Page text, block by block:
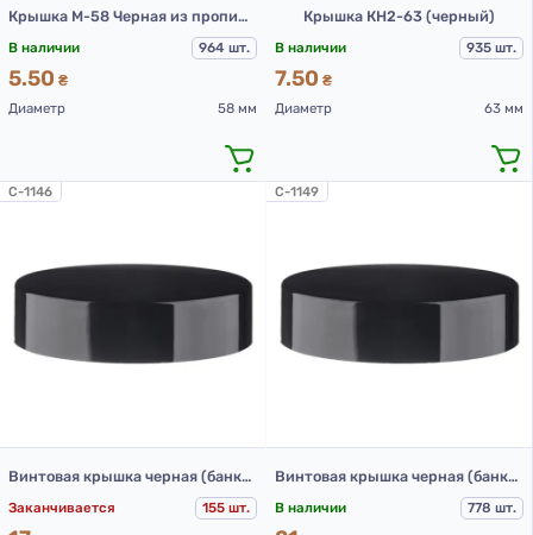
Крышка М-58 Черная из пропилена
В наличии 964 шт.
5.50 ₴
Диаметр
58 мм
Крышка КН2-63 (черный)
В наличии 935 шт.
7.50 ₴
Диаметр
63 мм
C-1146
Винтовая крышка черная (банка 30 мл)
Заканчивается 155 шт.
C-1149
Винтовая крышка черная (банка 50 мл и 60 мл)
В наличии 778 шт.